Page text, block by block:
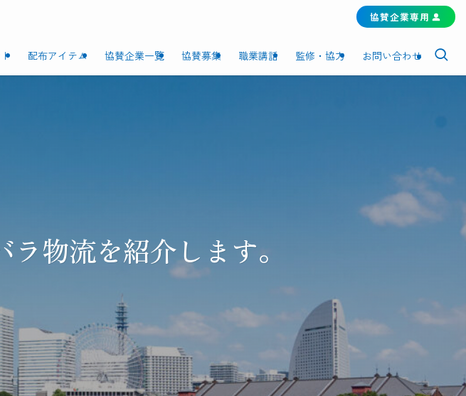
配布アイテム 協賛企業一覧 協賛募集 職業講話 監修・協力 お問い合わせ
協賛企業専用
ラ物流を紹介します。